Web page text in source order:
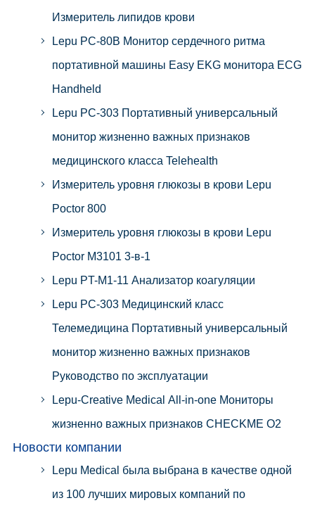
Измеритель липидов крови
Lepu PC-80B Монитор сердечного ритма
портативной машины Easy EKG монитора ECG
Handheld
Lepu PC-303 Портативный универсальный
монитор жизненно важных признаков
медицинского класса Telehealth
Измеритель уровня глюкозы в крови Lepu
Poctor 800
Измеритель уровня глюкозы в крови Lepu
Poctor M3101 3-в-1
Lepu PT-M1-11 Анализатор коагуляции
Lepu PC-303 Медицинский класс
Телемедицина Портативный универсальный
монитор жизненно важных признаков
Руководство по эксплуатации
Lepu-Creative Medical All-in-one Мониторы
жизненно важных признаков CHECKME O2
Новости компании
Lepu Medical была выбрана в качестве одной
из 100 лучших мировых компаний по